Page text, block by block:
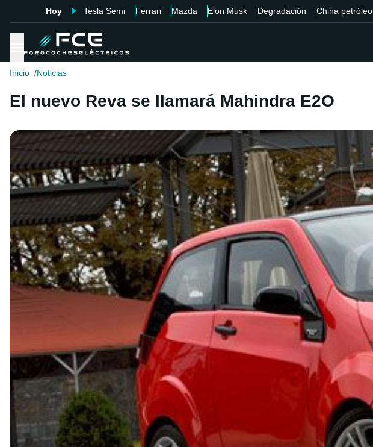
Hoy Tesla Semi Ferrari Mazda Elon Musk Degradación China petróleo
Inicio Noticias
El nuevo Reva se llamará Mahindra E2O